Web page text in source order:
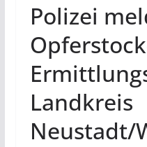
Polizei
Landkreis
Neustadt/